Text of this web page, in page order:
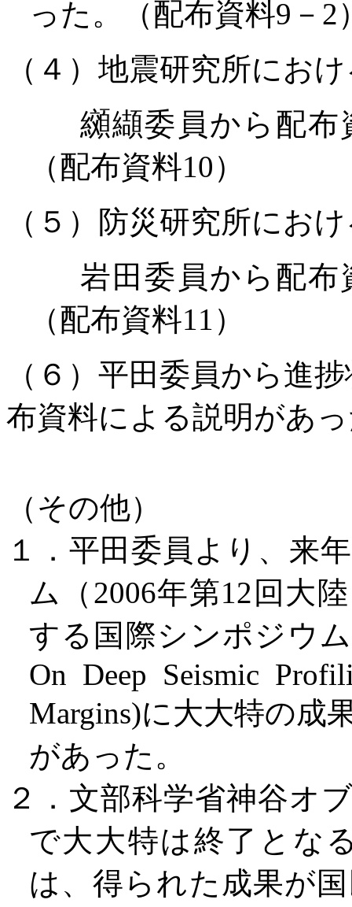
った。（配布資料9－2
（４） 地震研究所にお
纐纈委員から配布
（配布資料10）
（５）防災研究所にお
岩田委員から配布
（配布資料11）
（６）平田委員から進
布資料による説明があ
（その他）
１．平田委員より、来
ム（ 2006年第12 回大
する国際シンポジウ
On Deep Seismic
Margins)に大大特の成
があった。
２．文部科学省神谷オ
で大大特は終了とな
は、得られた成果が